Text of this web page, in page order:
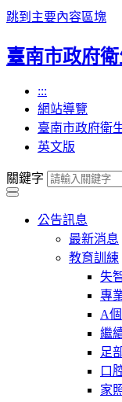
跳到主要內容區塊
臺南市政府
:::
網站導覽
臺南市政府衛
英文版
關鍵字
公告訊息
最新消息
教育訓練
失
專
A
繼
足
口
家